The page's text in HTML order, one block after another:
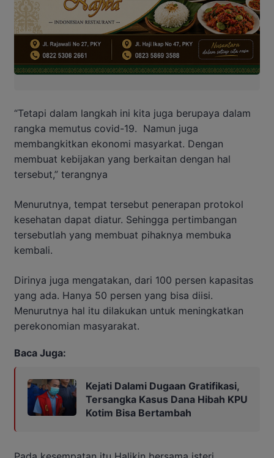
“Tetapi dalam langkah ini kita juga berupaya dalam
rangka memutus covid-19. Namun juga
membangkitkan ekonomi masyarkat. Dengan
membuat kebijakan yang berkaitan dengan hal
tersebut,” terangnya
Menurutnya, tempat tersebut penerapan protokol
kesehatan dapat diatur. Sehingga pertimbangan
tersebutlah yang membuat pihaknya membuka
kembali.
Dirinya juga mengatakan, dari 100 persen kapasitas
yang ada. Hanya 50 persen yang bisa diisi.
Menurutnya hal itu dilakukan untuk meningkatkan
perekonomian masyarakat.
Baca Juga:
Kejati Dalami Dugaan Gratifikasi,
Tersangka Kasus Dana Hibah KPU
Kotim Bisa Bertambah